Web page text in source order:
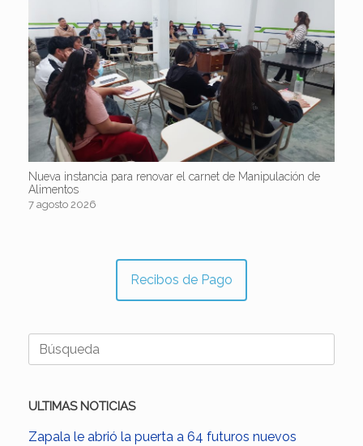
Nueva instancia para renovar el carnet de Manipulación de
Alimentos
7 agosto 2026
Recibos de Pago
Buscar:
ULTIMAS NOTICIAS
Zapala le abrió la puerta a 64 futuros nuevos